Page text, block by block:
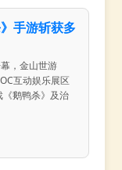
手游斩获多
，金山世游
互动娱乐展区
《鹅鸭杀》及治